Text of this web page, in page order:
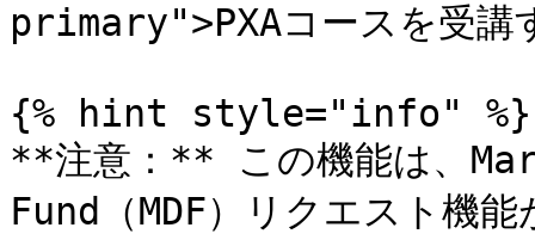
primary">PXAコースを受講
{% hint style="info" %}
**注意：** この機能は、
Fund（MDF）リクエスト機